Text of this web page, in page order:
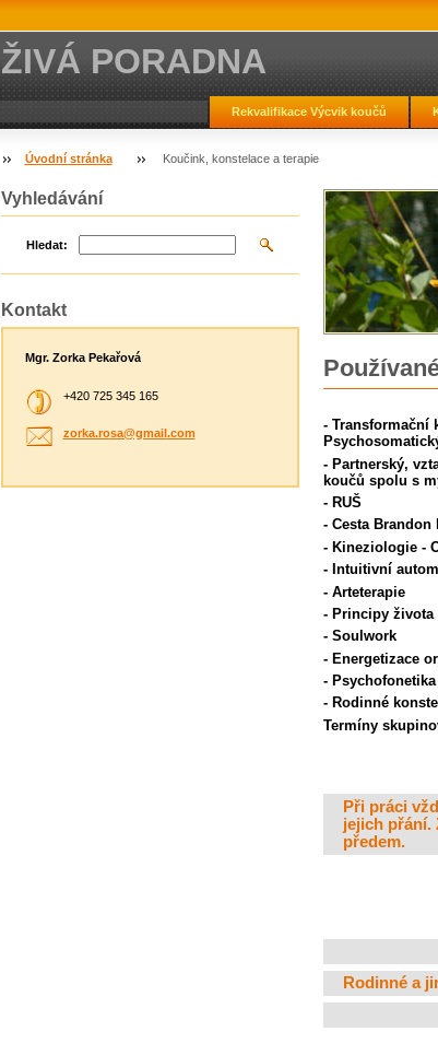
ŽIVÁ PORADNA
Rekvalifikace Výcvik koučů
Úvodní stránka Koučink, konstelace a terapie
- Transformační
- Partnerský,
koučů spolu s
- RUŠ
- Cesta Brandon
- Kineziologie -
-
- Arteterapie
- Principy života
- Soulwork
- Energetizace
- Psychofonetika
- Rodinné
Termíny
Při práci
jejich přání.
předem.
Rodinné a
Vyhledávání
Hledat:
Kontakt
Mgr. Zorka Pekařová
+420 725 345 165
zorka.rosa@gmail.com